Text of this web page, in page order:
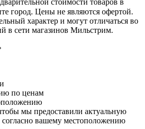
стоимости товаров в
город. Цены не являются офертой.
характер и могут отличаться во
в сети магазинов Мильстрим.
по ценам
мы предоставили актуальную
вашему местоположению